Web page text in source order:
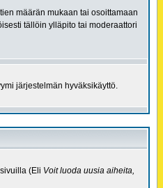
määrän mukaan tai osoittamaan
tällöin ylläpito tai moderaattori
järjestelmän hyväksikäyttö.
(Eli Voit luoda uusia aiheita,